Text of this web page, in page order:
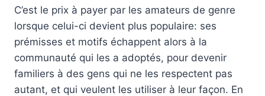
C’est le prix à payer par les amateurs de genre
lorsque celui-ci devient plus populaire: ses
prémisses et motifs échappent alors à la
communauté qui les a adoptés, pour devenir
familiers à des gens qui ne les respectent pas
autant, et qui veulent les utiliser à leur façon. En